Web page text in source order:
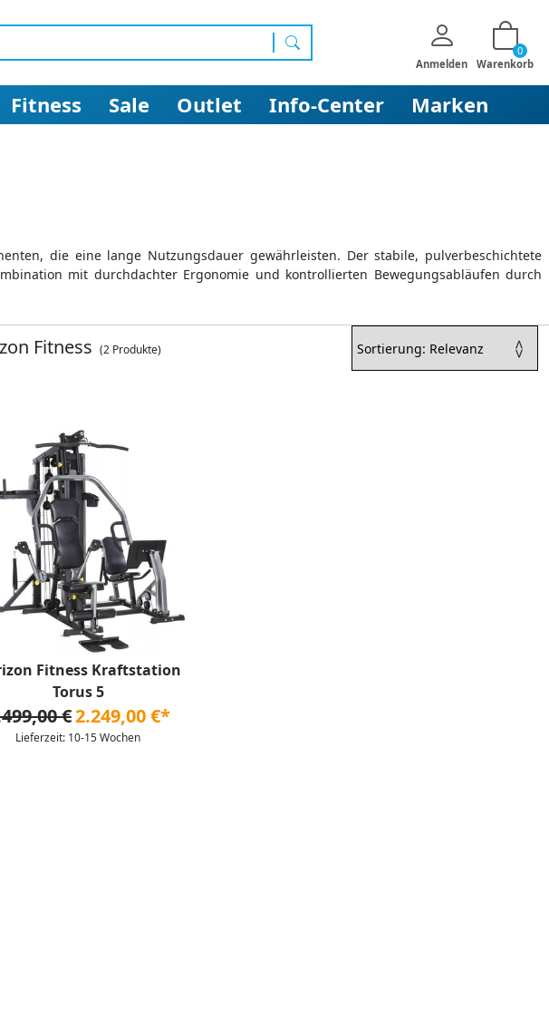
Suchen Anmelden Warenkorb
0
Fitness Sale Outlet Info-Center Marken
die eine lange Nutzungsdauer gewährleisten. Der stabile, pulverbeschichtete
mit durchdachter Ergonomie und kontrollierten Bewegungsabläufen durch
Fitness (2 Produkte)
Fitness Kraftstation
Torus 5
€2.249,00 €*
Lieferzeit: 10-15 Wochen